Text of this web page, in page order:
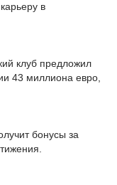
в
клуб предложил
43 миллиона евро,
бонусы за